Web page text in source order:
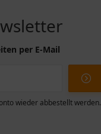
per E-Mail
wieder abbestellt werden.